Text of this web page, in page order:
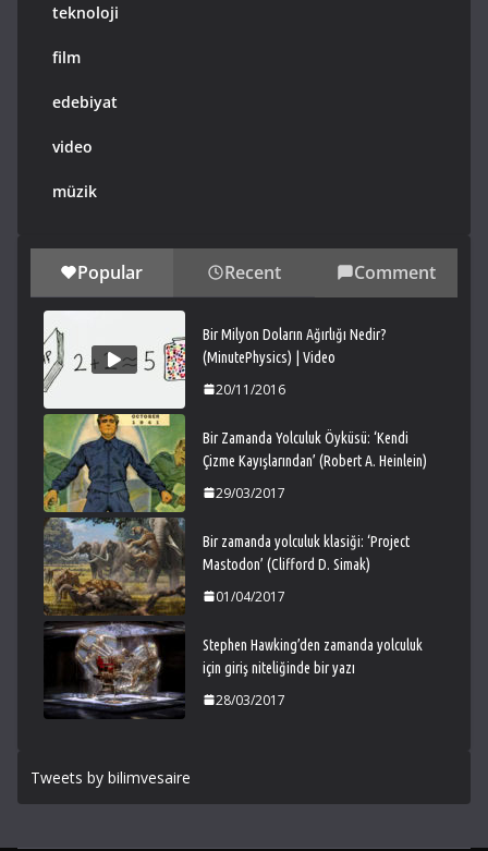
teknoloji
film
edebiyat
video
müzik
Popular Recent Comment
Bir Milyon Doların Ağırlığı Nedir?
(MinutePhysics) | Video
20/11/2016
Bir Zamanda Yolculuk Öyküsü: ‘Kendi
Çizme Kayışlarından’ (Robert A. Heinlein)
29/03/2017
Bir zamanda yolculuk klasiği: ‘Project
Mastodon’ (Clifford D. Simak)
01/04/2017
Stephen Hawking’den zamanda yolculuk
için giriş niteliğinde bir yazı
28/03/2017
Tweets by bilimvesaire